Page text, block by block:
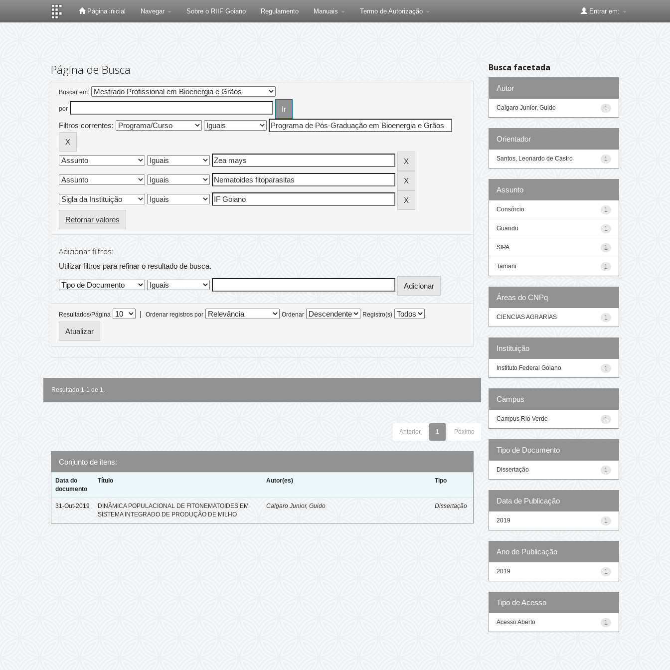
Página inicial Navegar Sobre o RIIF Goiano Regulamento Manuais Termo de Autorização Entrar em:
Página de Busca
Buscar em:
por
Filtros correntes:
Retornar valores
Adicionar filtros:
Utilizar filtros para refinar o resultado de busca.
Resultados/Página | Ordenar registros por Ordenar Registro(s)
Resultado 1-1 de 1.
Anterior 1 Póximo
Conjunto de itens:
Data do
documento
Título Autor(es) Tipo
31-Out-2019
DINÂMICA POPULACIONAL DE FITONEMATOIDES EM
SISTEMA INTEGRADO DE PRODUÇÃO DE MILHO
Calgaro Junior, Guido Dissertação
Busca facetada
Autor
1
Calgaro Junior, Guido
Orientador
1
Santos, Leonardo de Castro
Assunto
1
Consórcio
1
Guandu
1
SIPA
1
Tamani
Áreas do CNPq
1
CIENCIAS AGRARIAS
Instituição
1
Instituto Federal Goiano
Campus
1
Campus Rio Verde
Tipo de Documento
1
Dissertação
Data de Publicação
1
2019
Ano de Publicação
1
2019
Tipo de Acesso
1
Acesso Aberto